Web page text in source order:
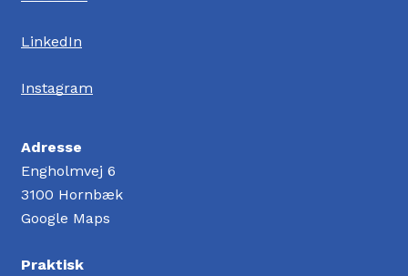
LinkedIn
Instagram
Adresse
Engholmvej 6
3100 Hornbæk
Google Maps
Praktisk